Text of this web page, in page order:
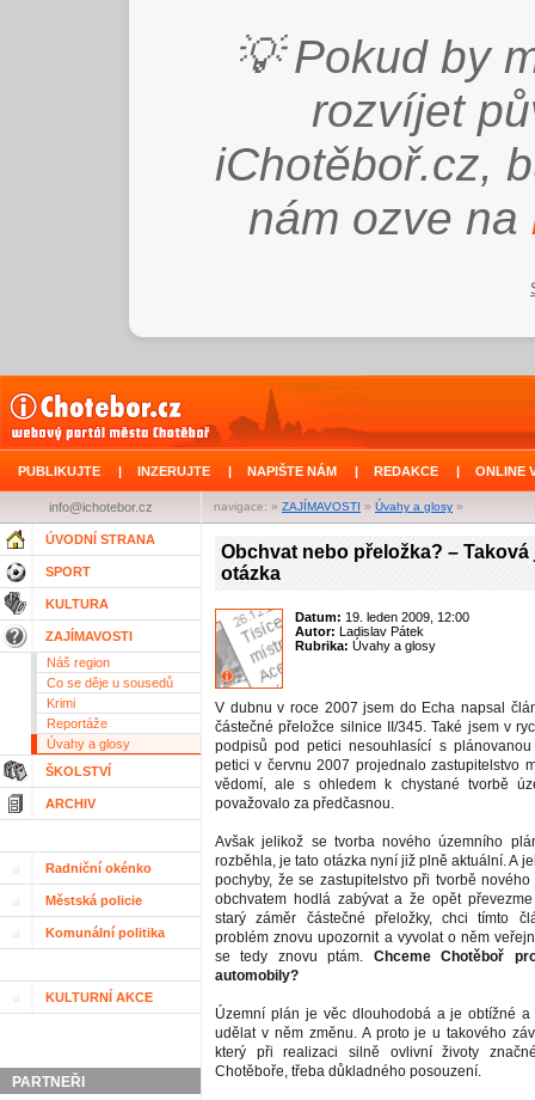
💡 Pokud by
rozvíjet
iChotěboř.cz,
nám ozve na
PUBLIKUJTE | INZERUJTE | NAPIŠTE NÁM | REDAKCE | ONLINE
navigace: » ZAJÍMAVOSTI » Úvahy a glosy »
info@ichotebor.cz
ÚVODNÍ STRANA
SPORT
KULTURA
ZAJÍMAVOSTI
Náš region
Co se děje u sousedů
Krimi
Reportáže
Úvahy a glosy
ŠKOLSTVÍ
ARCHIV
Radniční okénko
Městská policie
Komunální politika
KULTURNÍ AKCE
PARTNEŘI
Obchvat nebo přeložka? – Taková
otázka
Datum: 19. leden 2009, 12:00
Autor: Ladislav Pátek
Rubrika: Úvahy a glosy
V dubnu v roce 2007 jsem do Echa napsal
částečné přeložce silnice II/345. Také jsem v
podpisů pod petici nesouhlasící s plánovanou
petici v červnu 2007 projednalo zastupitelstvo
vědomí, ale s ohledem k chystané tvorbě
považovalo za předčasnou.
Avšak jelikož se tvorba nového územního
rozběhla, je tato otázka nyní již plně aktuální. A
pochyby, že se zastupitelstvo při tvorbě
obchvatem hodlá zabývat a že opět
starý záměr částečné přeložky, chci tímto
problém znovu upozornit a vyvolat o něm
se tedy znovu ptám. Chceme Chotěboř
automobily?
Územní plán je věc dlouhodobá a je obtížné a
udělat v něm změnu. A proto je u takového
který při realizaci silně ovlivní životy
Chotěboře, třeba důkladného posouzení.